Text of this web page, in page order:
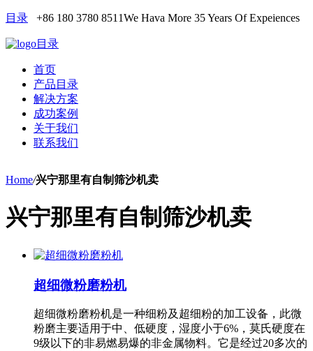
目录 +86 180 3780 8511We Hava More 35 Years Of Expeiences
目录
首页
产品目录
解决方案
成功案例
关于我们
联系我们
Home/兴宁那里有自制筛沙机卖
兴宁那里有自制筛沙机卖
超细微粉磨粉机
超细微粉磨粉机是一种细粉及超细粉的加工设备，此微
粉磨主要适用于中、低硬度，湿度小于6%，莫氏硬度在
9级以下的非易燃易爆的非金属物料。它是经过20多次的